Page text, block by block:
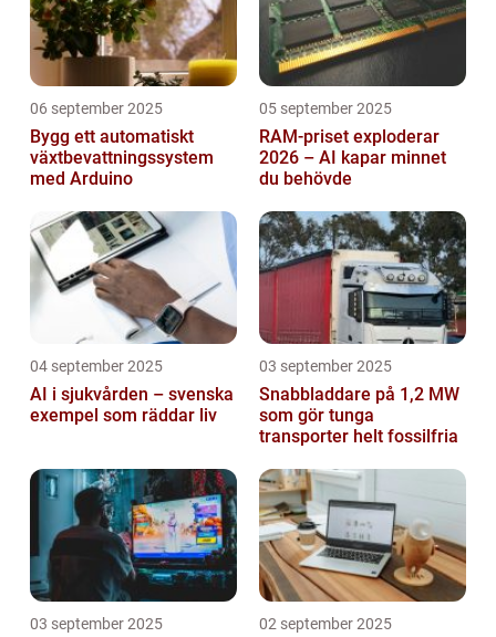
06 september 2025
Bygg ett automatiskt
växtbevattningssystem
med Arduino
05 september 2025
RAM-priset exploderar
2026 – AI kapar minnet
du behövde
04 september 2025
AI i sjukvården – svenska
exempel som räddar liv
03 september 2025
Snabbladdare på 1,2 MW
som gör tunga
transporter helt fossilfria
03 september 2025 02 september 2025